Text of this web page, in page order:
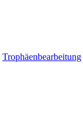
Trophäenbearbeitung